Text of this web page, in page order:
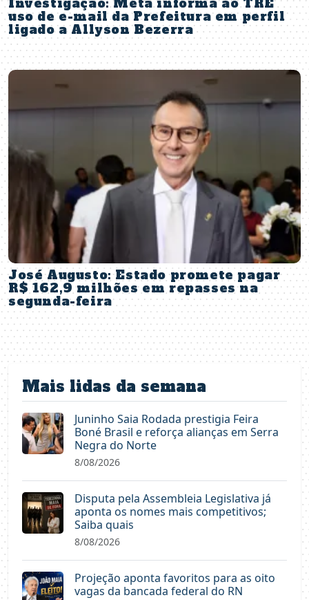
Investigação: Meta informa ao TRE
uso de e-mail da Prefeitura em perfil
ligado a Allyson Bezerra
José Augusto: Estado promete pagar
R$ 162,9 milhões em repasses na
segunda-feira
Mais lidas da semana
Juninho Saia Rodada prestigia Feira
Boné Brasil e reforça alianças em Serra
Negra do Norte
8/08/2026
Disputa pela Assembleia Legislativa já
aponta os nomes mais competitivos;
Saiba quais
8/08/2026
Projeção aponta favoritos para as oito
vagas da bancada federal do RN